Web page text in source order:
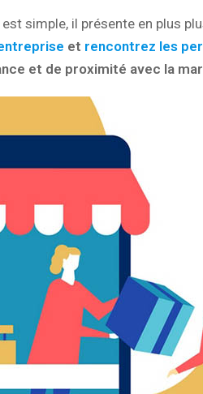
simple, il présente en plus
et rencontrez les
et de proximité avec la